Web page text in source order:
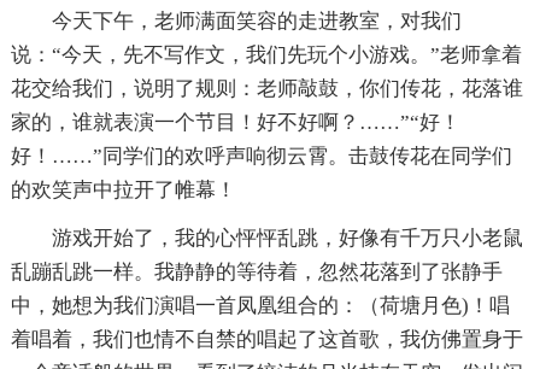
今天下午，老师满面笑容的走进教室，对我们
说：“今天，先不写作文，我们先玩个小游戏。”老师拿着
花交给我们，说明了规则：老师敲鼓，你们传花，花落谁
家的，谁就表演一个节目！好不好啊？……”“好！
好！……”同学们的欢呼声响彻云霄。击鼓传花在同学们
的欢笑声中拉开了帷幕！
游戏开始了，我的心怦怦乱跳，好像有千万只小老鼠
乱蹦乱跳一样。我静静的等待着，忽然花落到了张静手
中，她想为我们演唱一首凤凰组合的：（荷塘月色)！唱
着唱着，我们也情不自禁的唱起了这首歌，我仿佛置身于